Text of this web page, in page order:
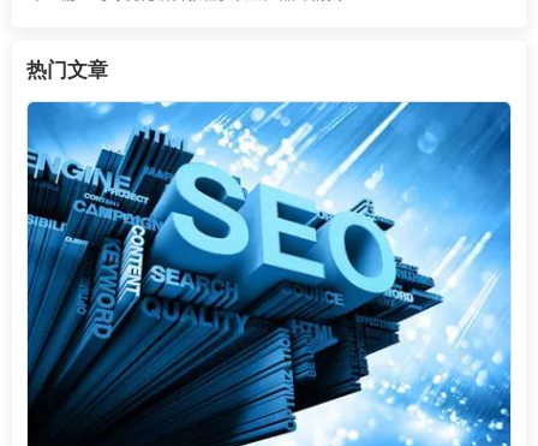
热门文章